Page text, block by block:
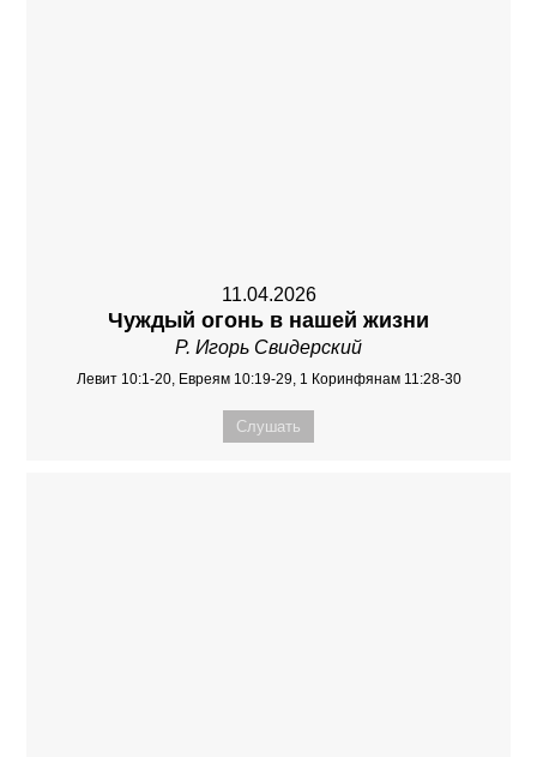
11.04.2026
Чуждый огонь в нашей жизни
Р. Игорь Свидерский
Левит 10:1-20, Евреям 10:19-29, 1 Коринфянам 11:28-30
Слушать